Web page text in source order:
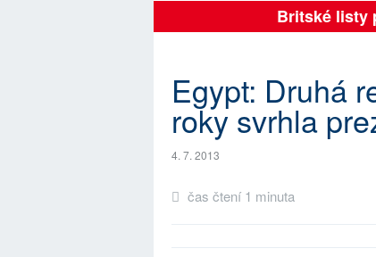
Britské listy
Egypt: Druhá
roky svrhla
4. 7. 2013
čas čtení 1 minuta